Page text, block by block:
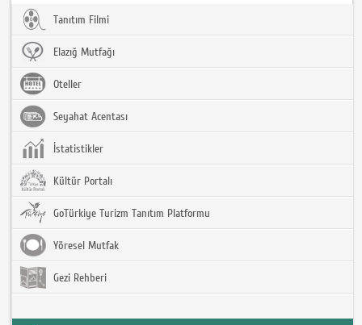
Tanıtım Filmi
Elazığ Mutfağı
Oteller
Seyahat Acentası
İstatistikler
Kültür Portalı
GoTürkiye Turizm Tanıtım Platformu
Yöresel Mutfak
Gezi Rehberi